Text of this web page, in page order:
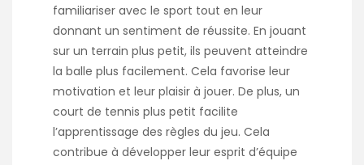
familiariser avec le sport tout en leur
donnant un sentiment de réussite. En jouant
sur un terrain plus petit, ils peuvent atteindre
la balle plus facilement. Cela favorise leur
motivation et leur plaisir à jouer. De plus, un
court de tennis plus petit facilite
l’apprentissage des règles du jeu. Cela
contribue à développer leur esprit d’équipe